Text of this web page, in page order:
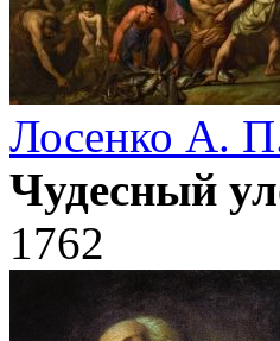
Лосенко А.
Чудесный
1762